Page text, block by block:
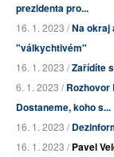
prezidenta pro...
16. 1. 2023 /Na okraj
"válkychtivém"
16. 1. 2023 /Zařídíte
6. 1. 2023 /
Dostaneme, koho s...
16. 1. 2023 /
16. 1. 2023 /Pavel